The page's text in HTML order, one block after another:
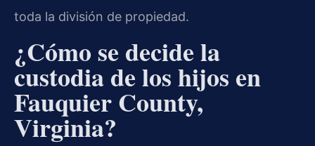
toda la división de propiedad.
¿Cómo se decide la
custodia de los hijos en
Fauquier County,
Virginia?